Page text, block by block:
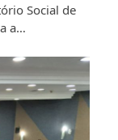
Social de
a…